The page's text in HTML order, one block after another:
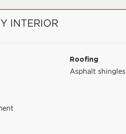
INTERIOR
Roofing
Asphalt shingles